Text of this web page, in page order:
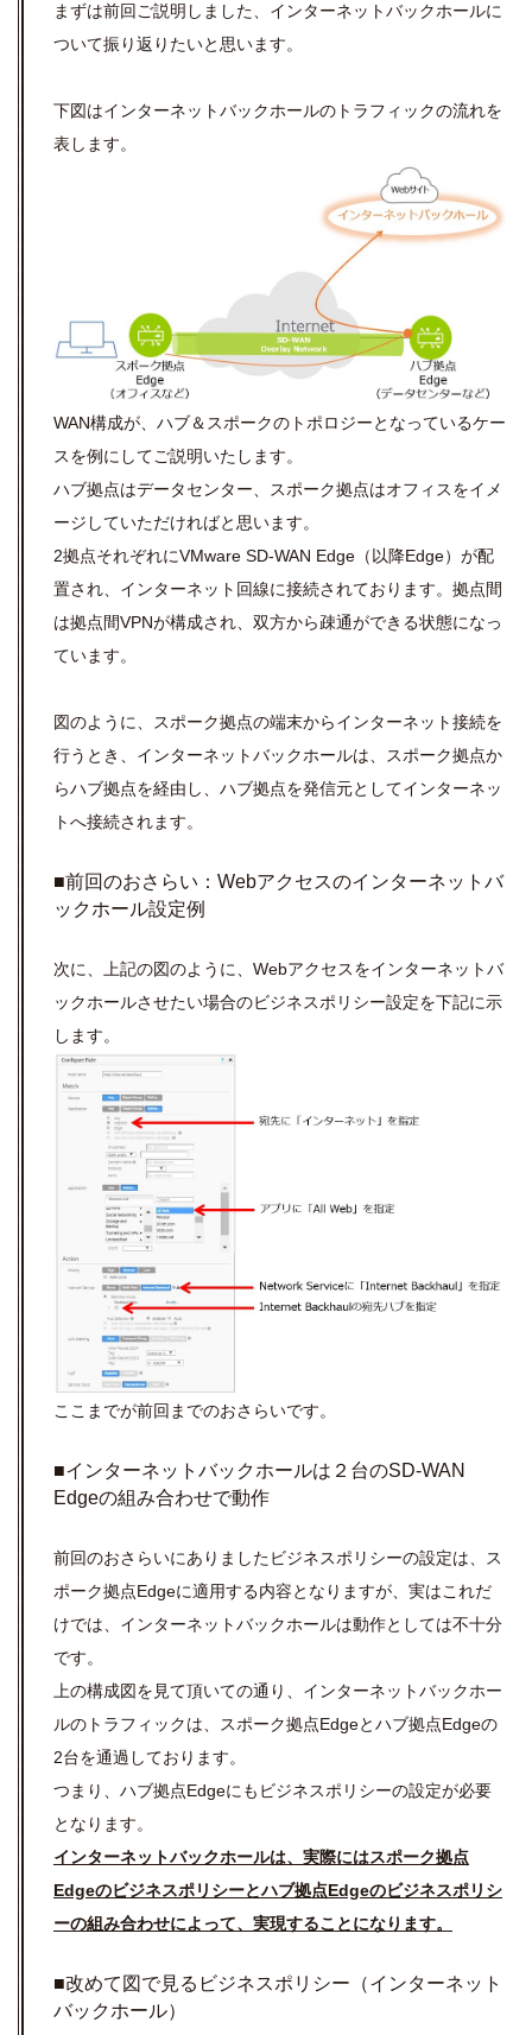
まずは前回ご説明しました、インターネットバックホールに
ついて振り返りたいと思います。
下図はインターネットバックホールのトラフィックの流れを
表します。
WAN構成が、 ハブ＆スポークのトポロジーとなっているケー
スを例にしてご説明いたします。
ハブ拠点はデータセンター、スポーク拠点はオフィスをイメ
ージしていただければと思います。
2拠点それぞれにVMware SD-WAN Edge（以降Edge）が配
置され、インターネット回線に接続されております。 拠点間
は拠点間VPNが構成され、双方から疎通ができる状態になっ
ています。
図のように、スポーク拠点の端末からインターネット接続を
行うとき、 インターネットバックホールは、スポーク拠点か
らハブ拠点を経由し、ハブ拠点を発信元としてインターネッ
トへ接続されます。
■前回のおさらい：Webアクセスのインターネットバ
ックホール設定例
次に、上記の図のように、Webアクセスをインターネットバ
ックホールさせたい場合のビジネスポリシー設定を下記に示
します。
ここまでが前回までのおさらいです。
■インターネットバックホールは２台のSD-WAN
Edgeの組み合わせで動作
前回のおさらいにありましたビジネスポリシーの設定は、ス
ポーク拠点Edgeに適用する内容となりますが、実はこれだ
けでは、インターネットバックホールは動作としては不十分
です。
上の構成図を見て頂いての通り、インターネットバックホー
ルのトラフィックは、スポーク拠点Edgeとハブ拠点Edgeの
2台を通過しております。
つまり、ハブ拠点Edgeにもビジネスポリシーの設定が必要
となります。
インターネットバックホールは、実際にはスポーク拠点
Edgeのビジネスポリシーとハブ拠点Edgeのビジネスポリシ
ーの組み合わせによって、実現することになります。
■改めて図で見るビジネスポリシー（インターネット
バックホール）